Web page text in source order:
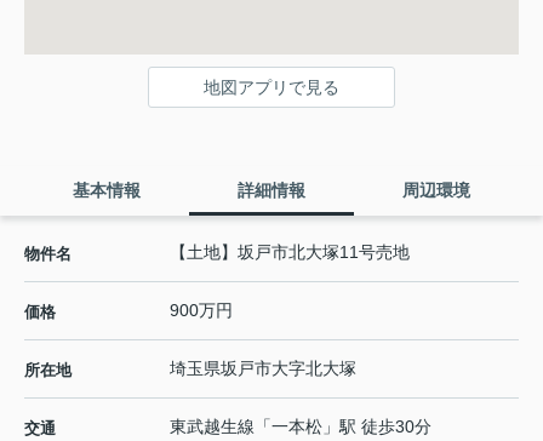
地図アプリで見る
基本情報 詳細情報 周辺環境
物件名 【土地】坂戸市北大塚11号売地
価格 900万円
所在地 埼玉県坂戸市大字北大塚
交通 東武越生線 「一本松 」駅 徒歩30分